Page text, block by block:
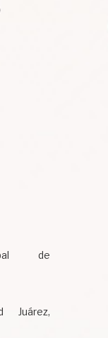
de
Juárez,